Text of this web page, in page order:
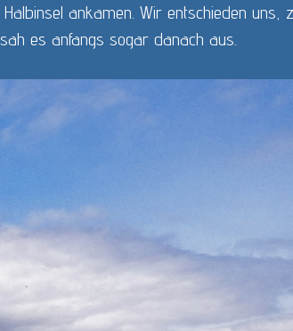
ankamen. Wir entschieden uns,
es anfangs sogar danach aus.